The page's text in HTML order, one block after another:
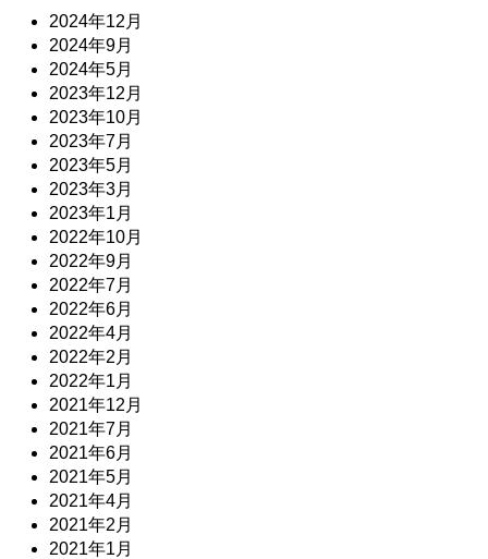
2024年12月
2024年9月
2024年5月
2023年12月
2023年10月
2023年7月
2023年5月
2023年3月
2023年1月
2022年10月
2022年9月
2022年7月
2022年6月
2022年4月
2022年2月
2022年1月
2021年12月
2021年7月
2021年6月
2021年5月
2021年4月
2021年2月
2021年1月